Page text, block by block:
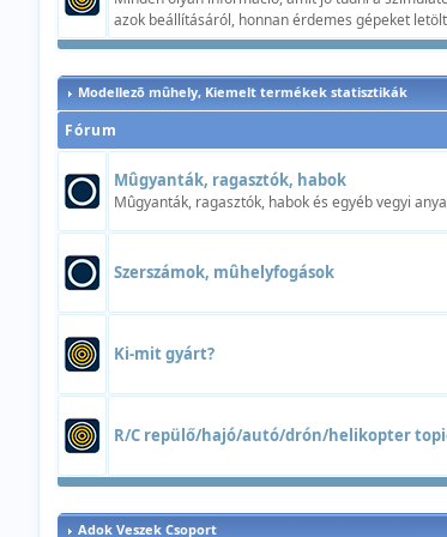
azok beállításáról, honnan érdemes gépeket
Modellezõ mûhely, Kiemelt termékek statisztikák
Fórum
Mûgyanták, ragasztók, habok
Mûgyanták, ragasztók, habok és egyéb vegyi
Szerszámok, mûhelyfogások
Ki-mit gyárt?
R/C repülő/hajó/autó/drón/helikopter
Adok Veszek Csoport